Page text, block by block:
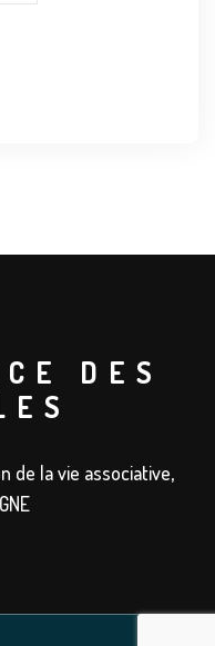
DES
de la vie associative,